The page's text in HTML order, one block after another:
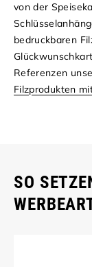
von der
bedruckbaren
Referenzen
Filzprodukten
SO